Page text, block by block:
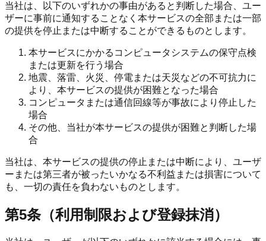
当社は、以下のいずれかの事由があると判断した場合、ユー
ザーに事前に通知することなく本サービスの全部または一部
の提供を停止または中断することができるものとします。
本サービスにかかるコンピュータシステムの保守点検
または更新を行う場合
地震、落雷、火災、停電または天災などの不可抗力に
より、本サービスの提供が困難となった場合
コンピュータまたは通信回線等が事故により停止した
場合
その他、当社が本サービスの提供が困難と判断した場
合
当社は、本サービスの提供の停止または中断により、ユーザ
ーまたは第三者が被ったいかなる不利益または損害について
も、一切の責任を負わないものとします。
第5条（利用制限および登録抹消）